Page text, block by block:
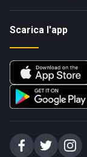
Scarica l'app